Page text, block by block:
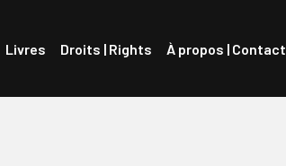
Livres Droits | Rights À propos | Contact